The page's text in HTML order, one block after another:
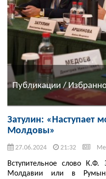
Публикации /
Затулин: «Наступает
Молдовы»
27.06.2024 21:32
Вступительное слово
Молдавии или в